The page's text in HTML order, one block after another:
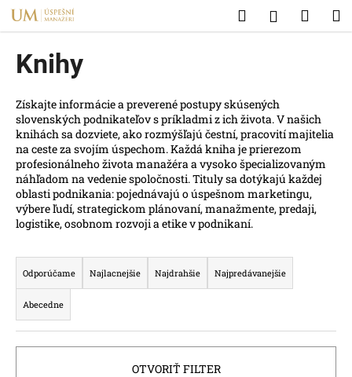
Prejsť
na
obsah
Hľadať
Knihy
Získajte informácie a preverené postupy skúsených
slovenských podnikateľov s príkladmi z ich života. V našich
knihách sa dozviete, ako rozmýšľajú čestní, pracovití majitelia
na ceste za svojím úspechom. Každá kniha je prierezom
profesionálneho života manažéra a vysoko špecializovaným
náhľadom na vedenie spoločnosti. Tituly sa dotýkajú každej
oblasti podnikania: pojednávajú o úspešnom marketingu,
výbere ľudí, strategickom plánovaní, manažmente, predaji,
logistike, osobnom rozvoji a etike v podnikaní.
R
a
d
e
n
Odporúčame Najlacnejšie Najdrahšie Najpredávanejšie
Abecedne
OTVORIŤ FILTER
o
o
p
o
t
r
e
b
e
e
n